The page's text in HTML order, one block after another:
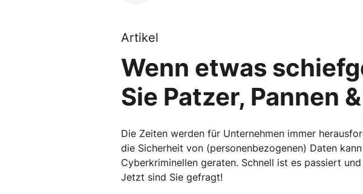
Artikel
Wenn etwas
Sie Patzer, Pannen
Die Zeiten werden für Unternehmen immer
die Sicherheit von (personenbezogenen) Daten
Cyberkriminellen geraten. Schnell ist es passiert
Jetzt sind Sie gefragt!